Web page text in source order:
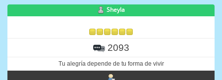
Sheyla
2093
Tu alegría depende de tu forma de vivir